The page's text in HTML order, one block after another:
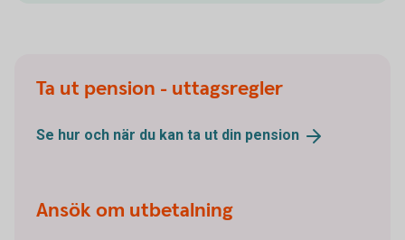
Ta ut pension - uttagsregler
Se hur och när du kan ta ut din pension
Ansök om utbetalning